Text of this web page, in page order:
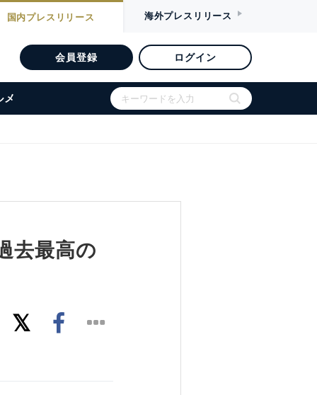
国内プレスリリース 海外プレスリリース
会員登録 ログイン
メ
去最高の